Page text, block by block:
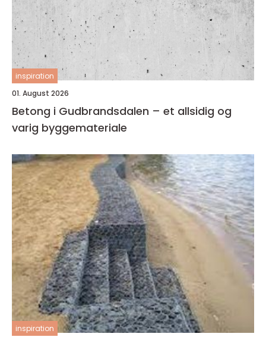
inspiration
01. August 2026
Betong i Gudbrandsdalen – et allsidig og
varig byggemateriale
inspiration